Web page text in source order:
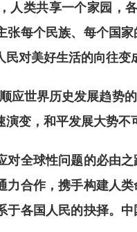
类共享一个家园，各
张每个民族、每个国
对美好生活的向往变
应世界历史发展趋势
变，和平发展大势
球性问题的必由之
力合作，携手构建人
于各国人民的抉择。